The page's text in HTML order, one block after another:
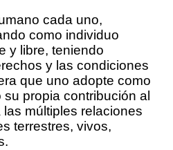
cada uno,
como individuo
y libre, teniendo
y las condiciones
que uno adopte como
propia contribución al
múltiples relaciones
terrestres, vivos,